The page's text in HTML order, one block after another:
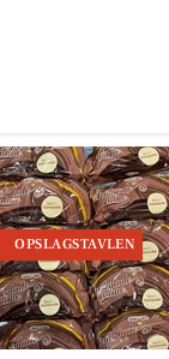
OPSLAGSTAVLEN
I ASP har ja
chokolade
kr